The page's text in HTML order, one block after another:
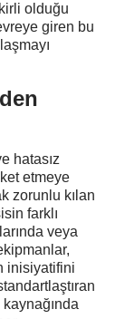
olduğu
giren bu
hatasız
etmeye
zorunlu kılan
farklı
veya
inisiyatifini